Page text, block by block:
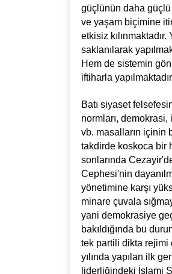
güçlünün daha güçlü
ve yaşam biçimine
etkisiz
saklanılarak
Hem de sistemin
iftiharla
Batı siyaset
normları, demokrasi,
vb. masalların içinin
takdirde koskoca bir
sonlarında
Cephesi'nin
yönetimine karşı
minare çuvala
yani demokrasiye
bakıldığında bu
tek partili dikta rejimi
yılında yapılan ilk
liderliğindeki İslami